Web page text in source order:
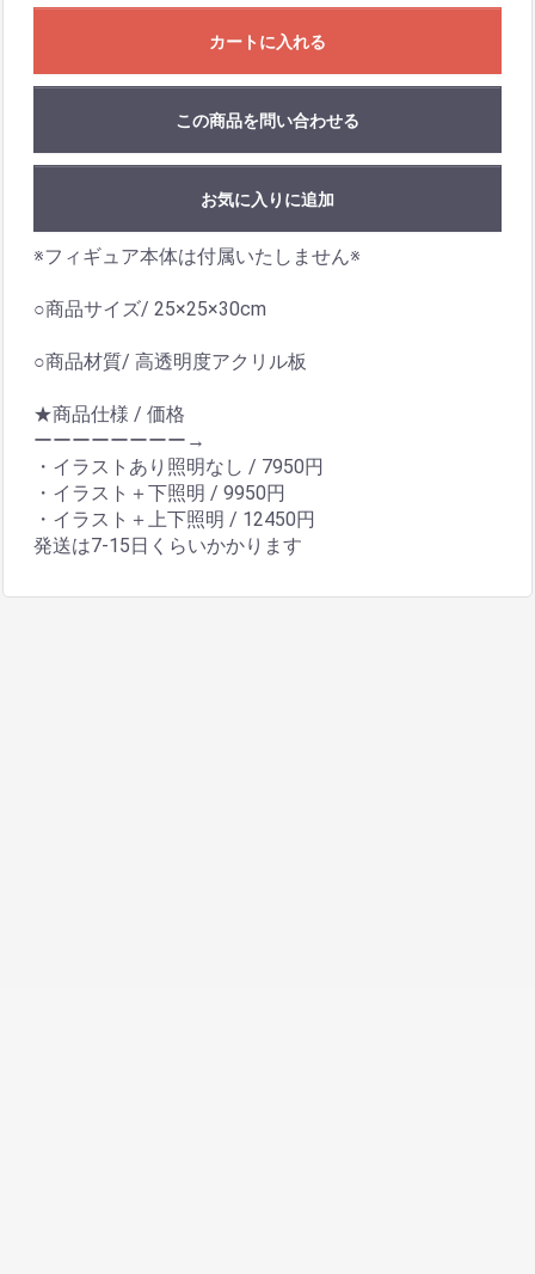
カートに入れる
この商品を問い合わせる
お気に入りに追加
※フィギュア本体は付属いたしません※
○商品サイズ/ 25×25×30cm
○商品材質/ 高透明度アクリル板
★商品仕様 / 価格
ーーーーーーーー→
・イラストあり照明なし / 7950円
・イラスト＋下照明 / 9950円
・イラスト＋上下照明 / 12450円
発送は7-15日くらいかかります